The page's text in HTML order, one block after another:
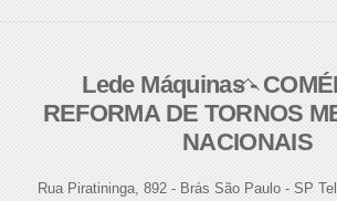
Back
To
Top
Lede Máquinas -
REFORMA DE TORNOS
NACIONAIS
Rua Piratininga, 892 - Brás São Paulo - SP